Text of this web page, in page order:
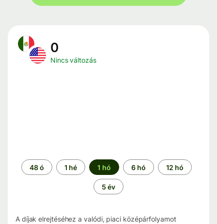
0
Nincs változás
Időszak
48 ó 1 hé 1 hó 6 hó 12 hó
5 év
A díjak elrejtéséhez a valódi, piaci középárfolyamot